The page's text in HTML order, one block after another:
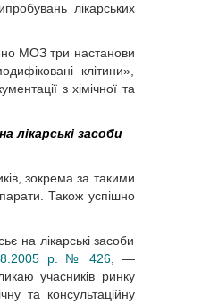
лікарських
МОЗ три настанови
клітини»,
з хімічної та
лікарські засоби
зокрема за такими
Також успішно
на лікарські засоби
р. № 426 , —
учасників ринку
та консультаційну